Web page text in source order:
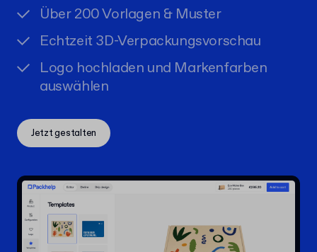
Über 200 Vorlagen & Muster
Echtzeit 3D-Verpackungsvorschau
Logo hochladen und Markenfarben
auswählen
Jetzt gestalten